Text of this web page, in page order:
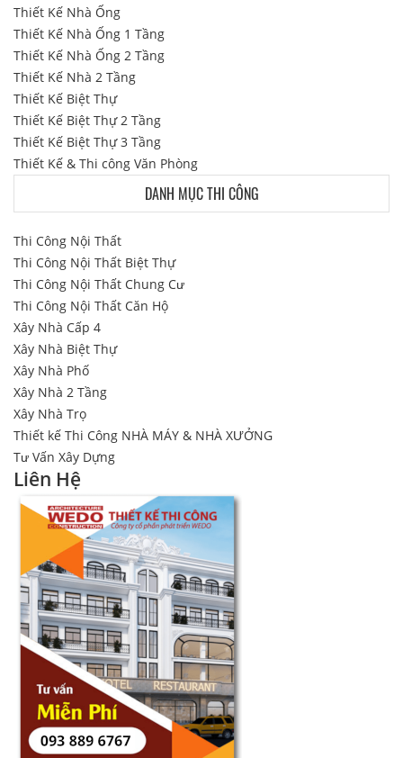
Thiết Kế Nhà Ống
Thiết Kế Nhà Ống 1 Tầng
Thiết Kế Nhà Ống 2 Tầng
Thiết Kế Nhà 2 Tầng
Thiết Kế Biệt Thự
Thiết Kế Biệt Thự 2 Tầng
Thiết Kế Biệt Thự 3 Tầng
Thiết Kế & Thi công Văn Phòng
DANH MỤC THI CÔNG
Thi Công Nội Thất
Thi Công Nội Thất Biệt Thự
Thi Công Nội Thất Chung Cư
Thi Công Nội Thất Căn Hộ
Xây Nhà Cấp 4
Xây Nhà Biệt Thự
Xây Nhà Phố
Xây Nhà 2 Tầng
Xây Nhà Trọ
Thiết kế Thi Công NHÀ MÁY & NHÀ XƯỞNG
Tư Vấn Xây Dựng
Liên Hệ